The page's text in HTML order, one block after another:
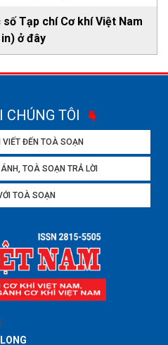
Tạp chí Cơ khí Việt Nam
ở đây
CHÚNG TÔI
VIẾT ĐẾN TOÀ SOẠN
TOÀ SOẠN TRẢ LỜI
TOÀ SOẠN